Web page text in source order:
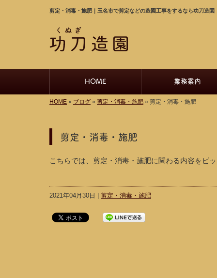
剪定・消毒・施肥｜玉名市で剪定などの造園工事をするなら功刀造園
HOME 業務案内
HOME » ブログ » 剪定・消毒・施肥 » 剪定・消毒・施肥
剪定・消毒・施肥
こちらでは、剪定・消毒・施肥に関わる内容をピ
2021年04月30日 | 剪定・消毒・施肥